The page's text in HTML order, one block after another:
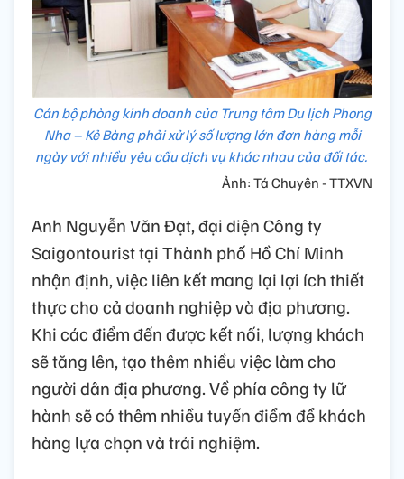
Cán bộ phòng kinh doanh của Trung tâm Du lịch Phong
Nha – Kẻ Bàng phải xử lý số lượng lớn đơn hàng mỗi
ngày với nhiều yêu cầu dịch vụ khác nhau của đối tác.
Ảnh: Tá Chuyên - TTXVN
Anh Nguyễn Văn Đạt, đại diện Công ty
Saigontourist tại Thành phố Hồ Chí Minh
nhận định, việc liên kết mang lại lợi ích thiết
thực cho cả doanh nghiệp và địa phương.
Khi các điểm đến được kết nối, lượng khách
sẽ tăng lên, tạo thêm nhiều việc làm cho
người dân địa phương. Về phía công ty lữ
hành sẽ có thêm nhiều tuyến điểm để khách
hàng lựa chọn và trải nghiệm.